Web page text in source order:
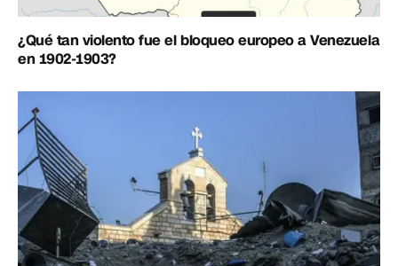
¿Qué tan violento fue el bloqueo europeo a Venezuela
en 1902-1903?